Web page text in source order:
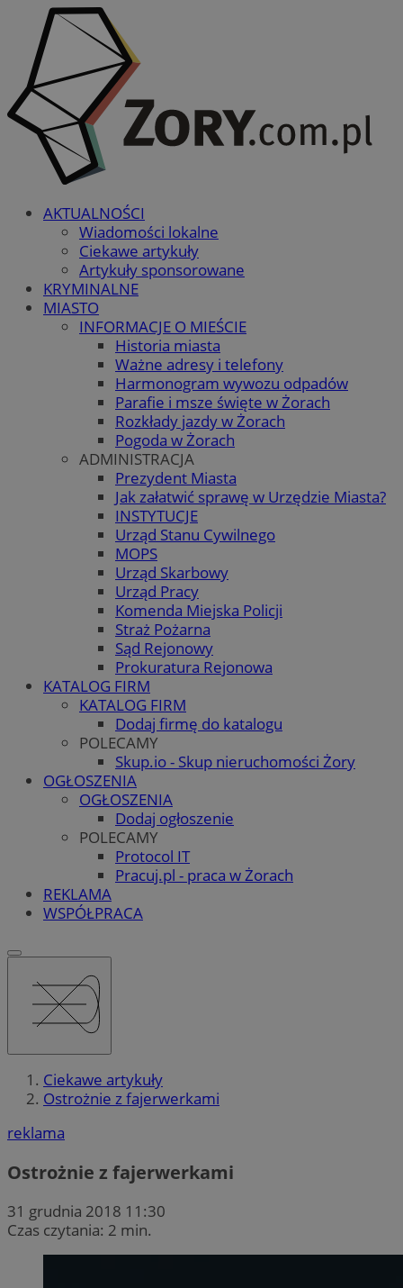
AKTUALNOŚCI
Wiadomości lokalne
Ciekawe artykuły
Artykuły sponsorowane
KRYMINALNE
MIASTO
INFORMACJE O MIEŚCIE
Historia miasta
Ważne adresy i telefony
Harmonogram wywozu odpadów
Parafie i msze święte w Żorach
Rozkłady jazdy w Żorach
Pogoda w Żorach
ADMINISTRACJA
Prezydent Miasta
Jak załatwić sprawę w Urzędzie Miasta?
INSTYTUCJE
Urząd Stanu Cywilnego
MOPS
Urząd Skarbowy
Urząd Pracy
Komenda Miejska Policji
Straż Pożarna
Sąd Rejonowy
Prokuratura Rejonowa
KATALOG FIRM
KATALOG FIRM
Dodaj firmę do katalogu
POLECAMY
Skup.io - Skup nieruchomości Żory
OGŁOSZENIA
OGŁOSZENIA
Dodaj ogłoszenie
POLECAMY
Protocol IT
Pracuj.pl - praca w Żorach
REKLAMA
WSPÓŁPRACA
Ciekawe artykuły
Ostrożnie z fajerwerkami
reklama
Ostrożnie z fajerwerkami
31 grudnia 2018 11:30
Czas czytania: 2 min.